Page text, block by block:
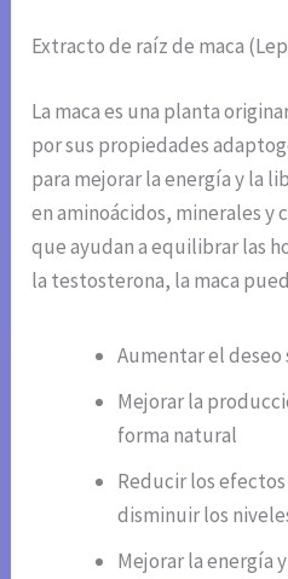
Extracto de raíz de maca
La maca es una planta
por sus propiedades
para mejorar la energía y la
en aminoácidos, minerales y
que ayudan a equilibrar las
la testosterona, la maca
Aumentar el
Mejorar la
forma natural
Reducir los
disminuir los
Mejorar la energía